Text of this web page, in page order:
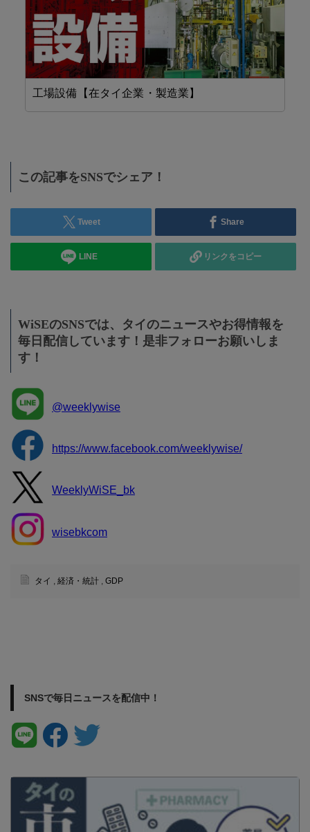
工場設備【在タイ企業・製造業】
この記事をSNSでシェア！
Tweet Share
LINE リンクをコピー
WiSEのSNSでは、タイのニュースやお得情報を
毎日配信しています！是非フォローお願いしま
す！
@weeklywise
https://www.facebook.com/weeklywise/
WeeklyWiSE_bk
wisebkcom
タイ 経済・統計 GDP
SNSで毎日ニュースを配信中！